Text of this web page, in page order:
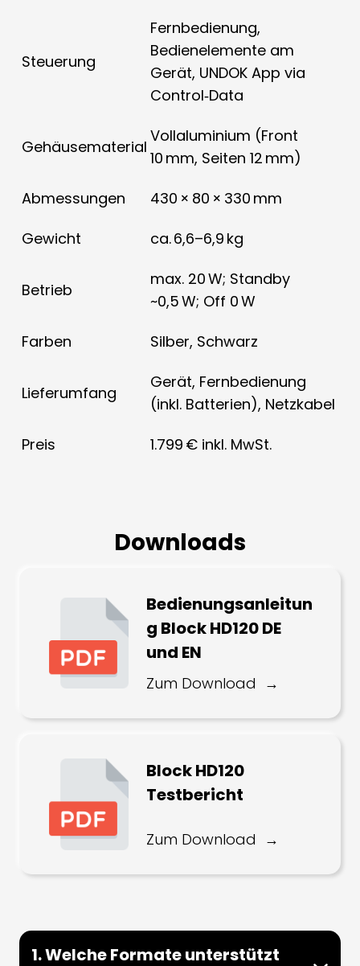
Steuerung
Fernbedienung,
Bedienelemente am
Gerät, UNDOK App via
Control‑Data
Gehäusematerial
Vollaluminium (Front
10 mm, Seiten 12 mm)
Abmessungen
430 × 80 × 330 mm
Gewicht
ca. 6,6–6,9 kg
Betrieb
max. 20 W; Standby
~0,5 W; Off 0 W
Farben
Silber, Schwarz
Lieferumfang
Gerät, Fernbedienung
(inkl. Batterien), Netzkabel
Preis
1.799 € inkl. MwSt.
Downloads
Bedienungsanleitun
g Block HD120 DE
und EN
Zum Download
Block HD120
Testbericht
Zum Download
1. Welche Formate unterstützt